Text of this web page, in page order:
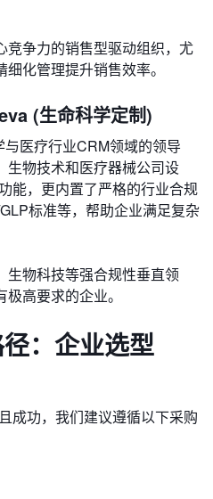
竞争力的销售型驱动组织，尤
化管理提升销售效率。
(生命科学定制)
与医疗行业CRM领域的领导
生物技术和医疗器械公司设
能，更内置了严格的行业合规
标准等，帮助企业满足复杂
生物科技等强合规性垂直领
高要求的企业。
：企业选型
成功，我们建议遵循以下采购